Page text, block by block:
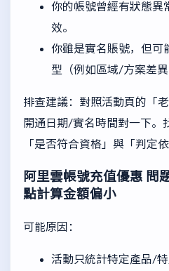
你的帳號曾經有狀態異
效。
你雖是實名賬號，但可
型（例如區域/方案差異
排查建議：對照活動頁的「
開通日期/實名時間對一下。
「是否符合資格」與「判定依
阿里雲帳號充值優惠 問
點計算金額偏小
可能原因：
活動只統計特定產品/特